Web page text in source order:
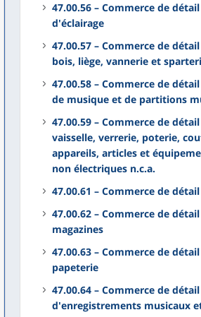
47.00.56 – Commerce de
d'éclairage
47.00.57 – Commerce de
bois, liège, vannerie et
47.00.58 – Commerce de
de musique et de partitions
47.00.59 – Commerce de
vaisselle, verrerie, poterie,
appareils, articles et
non électriques n.c.a.
47.00.61 – Commerce de
47.00.62 – Commerce de
magazines
47.00.63 – Commerce de
papeterie
47.00.64 – Commerce de détail
d'enregistrements musicaux